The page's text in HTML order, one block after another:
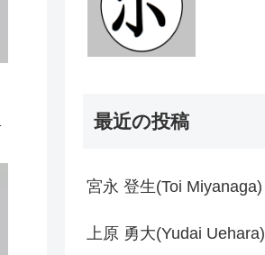
最近の投稿
宮永 登生(Toi Miyanaga)
上原 勇大(Yudai Uehara)